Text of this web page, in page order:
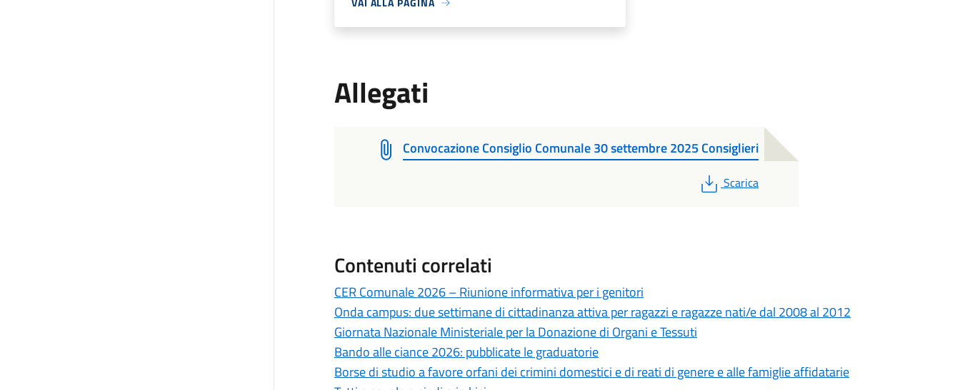
Allegati
Convocazione Consiglio Comunale 30 settembre 2025 Consiglieri
PDF
Scarica
Contenuti correlati
CER Comunale 2026 – Riunione informativa per i genitori
Onda campus: due settimane di cittadinanza attiva per ragazzi e ragazze nati/e dal 2008 al 2012
Giornata Nazionale Ministeriale per la Donazione di Organi e Tessuti
Bando alle ciance 2026: pubblicate le graduatorie
Borse di studio a favore orfani dei crimini domestici e di reati di genere e alle famiglie affidatarie